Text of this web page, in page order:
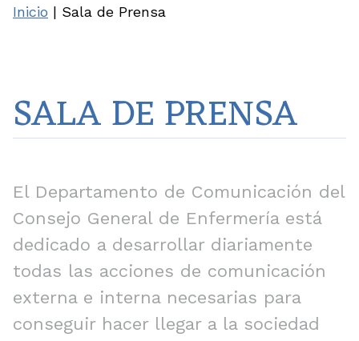
Inicio | Sala de Prensa
SALA DE PRENSA
El Departamento de Comunicación del
Consejo General de Enfermería está
dedicado a desarrollar diariamente
todas las acciones de comunicación
externa e interna necesarias para
conseguir hacer llegar a la sociedad